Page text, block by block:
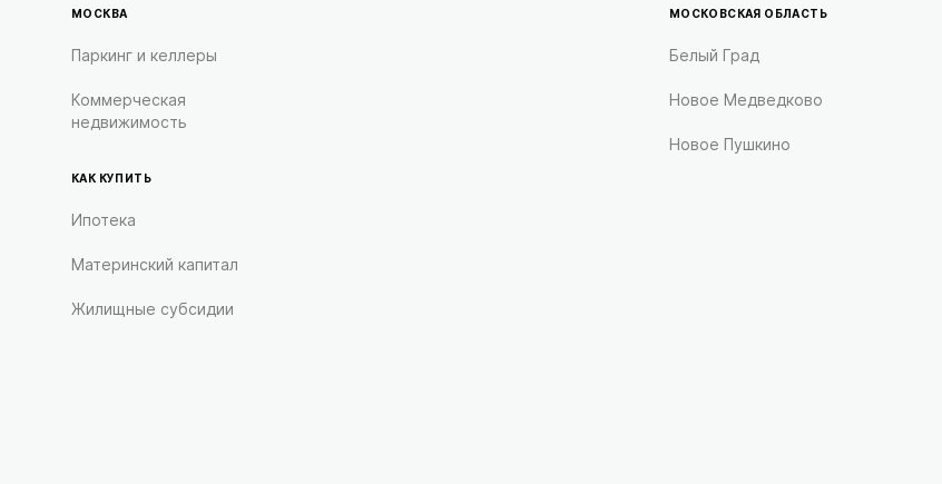
МОСКВА
Паркинг и келлеры
Коммерческая
недвижимость
КАК КУПИТЬ
Ипотека
Материнский капитал
Жилищные субсидии
МОСКОВСКАЯ ОБЛАСТЬ
Белый Град
Новое Медведково
Новое Пушкино